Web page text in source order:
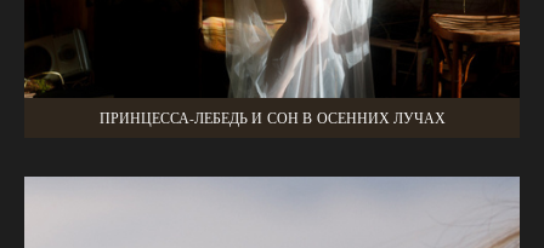
ПРИНЦЕССА-ЛЕБЕДЬ И СОН В ОСЕННИХ ЛУЧАХ